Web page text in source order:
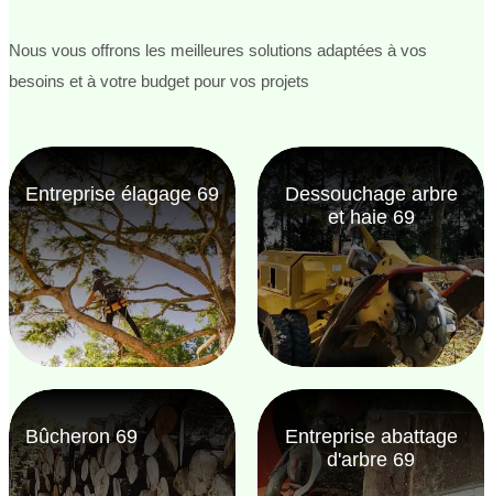
Nous vous offrons les meilleures solutions adaptées à vos
besoins et à votre budget pour vos projets
Entreprise élagage 69
Dessouchage arbre
et haie 69
Bûcheron 69
Entreprise abattage
d'arbre 69